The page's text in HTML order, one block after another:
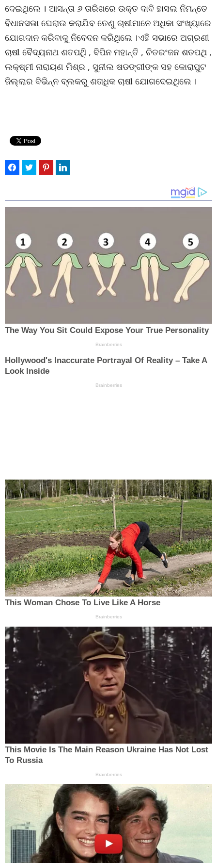
ଦେଇଥିଲେ । ଆସନ୍ତା ୬ ତାରିଖରେ ଉକ୍ତ ଦାବି ହାସଲ ନିମନ୍ତେ
ବିଧାନସଭା ଘେରାଉ କରାଯିବ ତେଣୁ ଚାଷୀମାନେ ଅଧିକା ସଂଖ୍ୟାରେ
ଯୋଗଦାନ କରିବାକୁ ନିବେଦନ କରିଥିଲେ ।ଏହି ସଭାରେ ଅଗ୍ରଣୀ
ଚାଷୀ ବୈଦ୍ୟନାଥ ଶତପଥିି , ବିପିନ ମହାନ୍ତି , ଚିତରଂଜନ ଶତପଥି ,
ଲକ୍ଷ୍ମୀ ନାରାୟଣ ମିଶ୍ର , ସୁନୀଲ ଷଡଙ୍ଗୀଙ୍କ ସହ କୋରାପୁଟ
ଜିଲ୍ଲାର ବିଭିନ୍ନ ବ୍ଲକରୁ ଶତାଧିକ ଚାଷୀ ଯୋଗଦେଇଥିଲେ ।